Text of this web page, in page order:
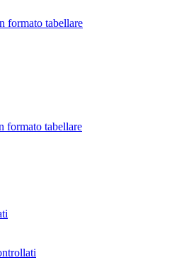
formato tabellare
formato tabellare